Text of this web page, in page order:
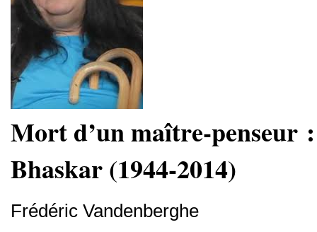
Mort d’un maître-penseur
Bhaskar (1944-2014)
Frédéric Vandenberghe